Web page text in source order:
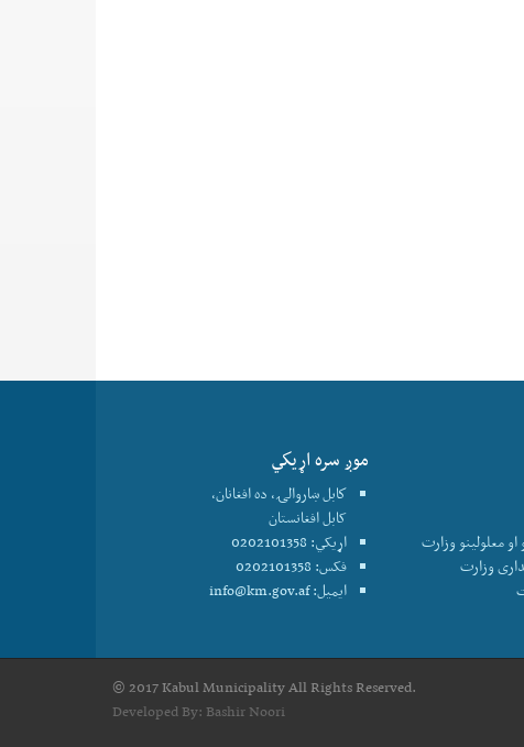
او معلولينو وزارت
موږ سره اړيكي
كابل ښاروالۍ، ده افغانان،
کابل افغانستان
اړیکي: 0202101358
فکس: 0202101358
ایمیل:info@km.gov.af
© 2017 Kabul Municipality All Rights Reserved.
Developed By: Bashir Noori